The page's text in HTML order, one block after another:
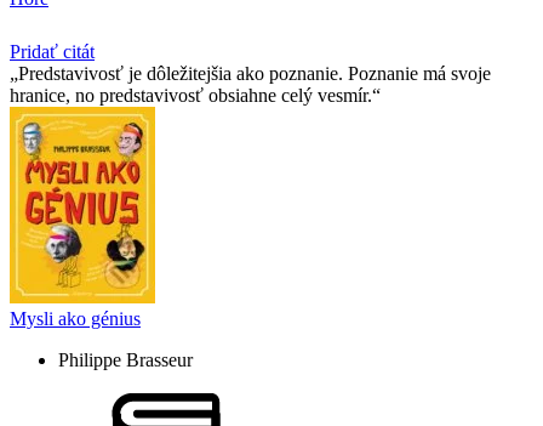
Pridať citát
Predstavivosť je dôležitejšia ako poznanie. Poznanie má svoje
hranice, no predstavivosť obsiahne celý vesmír.
Mysli ako génius
Philippe Brasseur